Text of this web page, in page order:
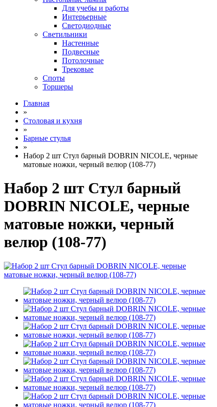
Для учебы и работы
Интерьерные
Светодиодные
Светильники
Настенные
Подвесные
Потолочные
Трековые
Споты
Торшеры
Главная
»
Столовая и кухня
»
Барные стулья
»
Набор 2 шт Стул барный DOBRIN NICOLE, черные
матовые ножки, черный велюр (108-77)
Набор 2 шт Стул барный
DOBRIN NICOLE, черные
матовые ножки, черный
велюр (108-77)